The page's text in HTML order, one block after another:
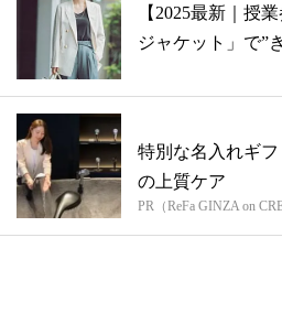
【2025最新｜授
ジャケット」で”
特別な名入れギ
の上質ケア
PR（ReFa GINZA on